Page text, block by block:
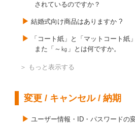
データは保管してくれていますか
変形サイズの注文はできますか ?
小ロット、少部数の注文がしたい
注文した印刷部数と別に予備は付
されているのですか？
結婚式向け商品はありますか ?
「コート紙」と「マットコート紙
また「～㎏」とは何ですか。
郵便番号記入欄はあるのでしょう
変更 / キャンセル / 納期
ユーザー情報・ID・パスワードの